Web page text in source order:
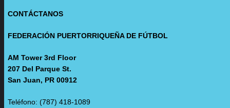
CONTÁCTANOS
FEDERACIÓN PUERTORRIQUEÑA DE FÚTBOL
AM Tower 3rd Floor
207 Del Parque St.
San Juan, PR 00912
Teléfono: (787) 418-1089